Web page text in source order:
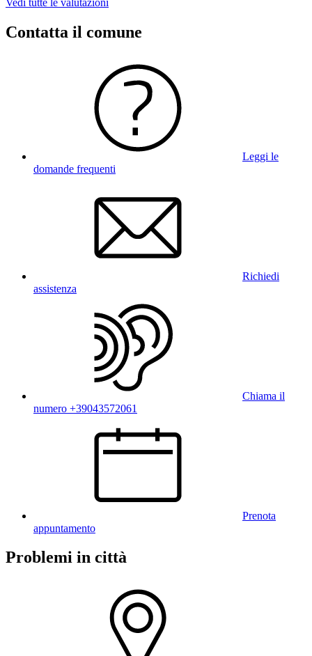
Contatta il comune
Leggi le
domande frequenti
Richiedi
assistenza
Chiama il
numero +39043572061
Prenota
appuntamento
Problemi in città